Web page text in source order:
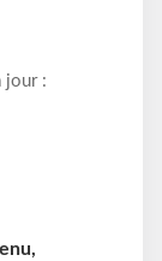
jour :